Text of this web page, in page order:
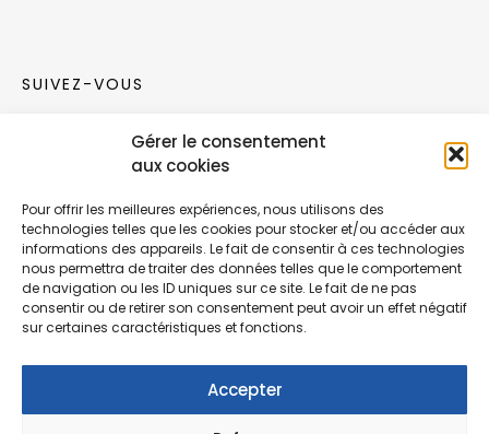
Gérer le consentement
aux cookies
Pour offrir les meilleures expériences, nous utilisons des
technologies telles que les cookies pour stocker et/ou accéder aux
informations des appareils. Le fait de consentir à ces technologies
nous permettra de traiter des données telles que le comportement
de navigation ou les ID uniques sur ce site. Le fait de ne pas
consentir ou de retirer son consentement peut avoir un effet négatif
sur certaines caractéristiques et fonctions.
Accepter
SUIVEZ-VOUS
Rejoignez notre communauté sur les réseaux
Nouvelles collections, vie de l’équipe ou
inspirations : soyez informés de nos dernières
actualités.